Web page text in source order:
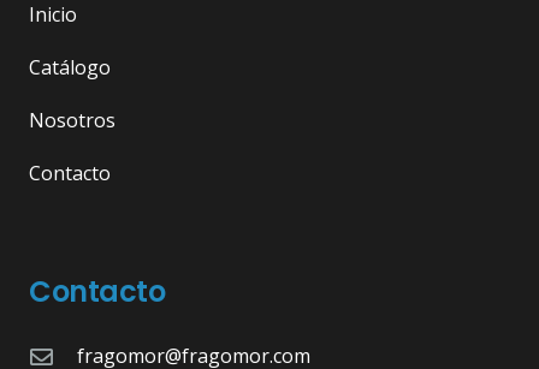
Inicio
Catálogo
Nosotros
Contacto
Contacto
fragomor@fragomor.com